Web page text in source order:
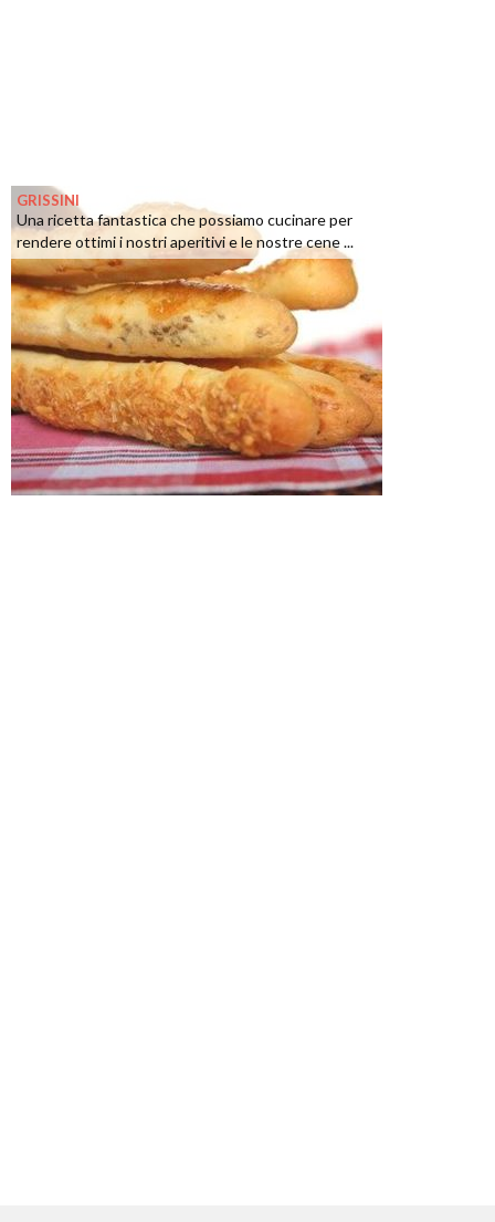
GRISSINI
Una ricetta fantastica che possiamo cucinare per
rendere ottimi i nostri aperitivi e le nostre cene ...